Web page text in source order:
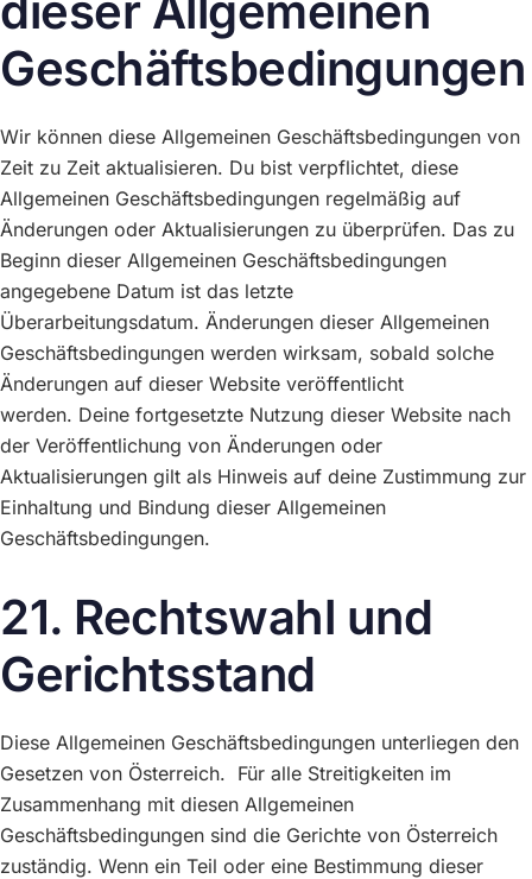
Geschäftsbedingungen
Wir können diese Allgemeinen Geschäftsbedingungen von
Zeit zu Zeit aktualisieren. Du bist verpflichtet, diese
Allgemeinen Geschäftsbedingungen regelmäßig auf
Änderungen oder Aktualisierungen zu überprüfen. Das zu
Beginn dieser Allgemeinen Geschäftsbedingungen
angegebene Datum ist das letzte
Überarbeitungsdatum. Änderungen dieser Allgemeinen
Geschäftsbedingungen werden wirksam, sobald solche
Änderungen auf dieser Website veröffentlicht
werden. Deine fortgesetzte Nutzung dieser Website nach
der Veröffentlichung von Änderungen oder
Aktualisierungen gilt als Hinweis auf deine Zustimmung zur
Einhaltung und Bindung dieser Allgemeinen
Geschäftsbedingungen.
21. Rechtswahl und
Gerichtsstand
Diese Allgemeinen Geschäftsbedingungen unterliegen den
Gesetzen von Österreich. Für alle Streitigkeiten im
Zusammenhang mit diesen Allgemeinen
Geschäftsbedingungen sind die Gerichte von Österreich
zuständig. Wenn ein Teil oder eine Bestimmung dieser